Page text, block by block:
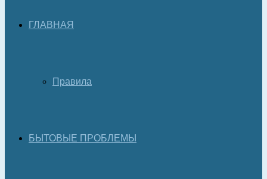
ГЛАВНАЯ
Правила
БЫТОВЫЕ ПРОБЛЕМЫ